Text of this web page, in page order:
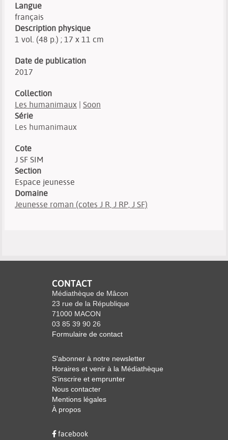
Langue
français
Description physique
1 vol. (48 p.) ; 17 x 11 cm
Date de publication
2017
Collection
Les humanimaux | Soon
Série
Les humanimaux
Cote
J SF SIM
Section
Espace jeunesse
Domaine
Jeunesse roman (cotes J R, J RP, J SF)
CONTACT
Médiathèque de Mâcon
23 rue de la République
71000 MACON
03 85 39 90 26
Formulaire de contact
S'abonner à notre newsletter
Horaires et venir à la Médiathèque
S'inscrire et emprunter
Nous contacter
Mentions légales
À propos
facebook